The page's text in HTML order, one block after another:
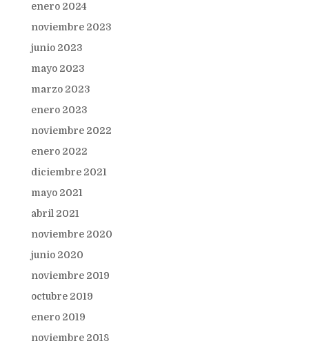
enero 2024
noviembre 2023
junio 2023
mayo 2023
marzo 2023
enero 2023
noviembre 2022
enero 2022
diciembre 2021
mayo 2021
abril 2021
noviembre 2020
junio 2020
noviembre 2019
octubre 2019
enero 2019
noviembre 2018